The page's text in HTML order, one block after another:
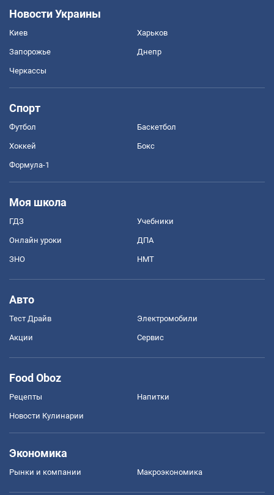
Новости Украины
Киев Харьков
Запорожье Днепр
Черкассы
Спорт
Футбол Баскетбол
Хоккей Бокс
Формула-1
Моя школа
ГДЗ Учебники
Онлайн уроки ДПА
ЗНО НМТ
Авто
Тест Драйв Электромобили
Акции Сервис
Food Oboz
Рецепты Напитки
Новости Кулинарии
Экономика
Рынки и компании Mакроэкономика